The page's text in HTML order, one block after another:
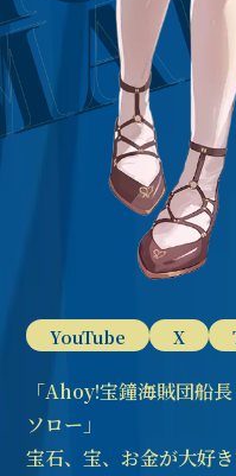
YouTube X
「Ahoy!宝鐘海賊団船
ソロー」
宝石、宝、お金が大好